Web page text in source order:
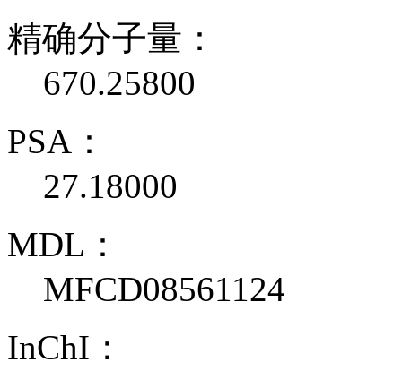
精确分子量：
670.25800
PSA：
27.18000
MDL：
MFCD08561124
InChI：